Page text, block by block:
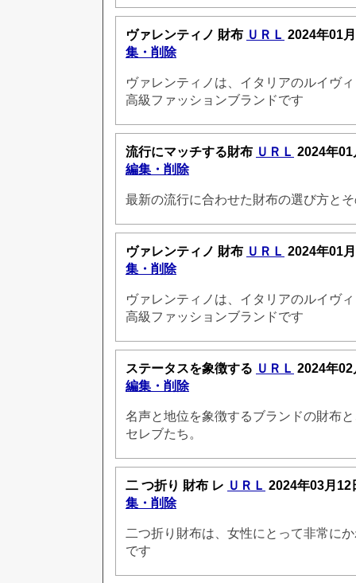
ヴァレンティノ 財布 ＵＲＬ 2024年01
集・削除
ヴァレンティノは、イタリアのルイヴ
高級ファッションブランドです
流行にマッチする財布 ＵＲＬ 2024年01
編集・削除
最新の流行に合わせた財布の選び方と
ヴァレンティノ 財布 ＵＲＬ 2024年01
集・削除
ヴァレンティノは、イタリアのルイヴ
高級ファッションブランドです
ステータスを象徴する ＵＲＬ 2024年02
編集・削除
名声と地位を象徴するブランドの財布
セレブたち。
二 つ折り 財布 レ ＵＲＬ 2024年03月
集・削除
二つ折り財布は、女性にとって非常に
です